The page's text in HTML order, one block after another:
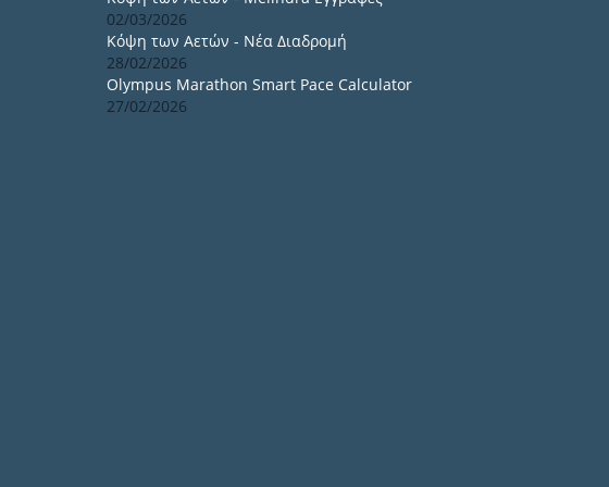
02/03/2026
Κόψη των Αετών - Νέα Διαδρομή
28/02/2026
Olympus Marathon Smart Pace Calculator
27/02/2026